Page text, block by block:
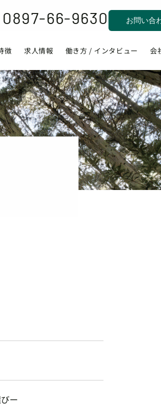
0897-66-9630 お問い合
徴 求人情報 働き方 / インタビュー 会
ー